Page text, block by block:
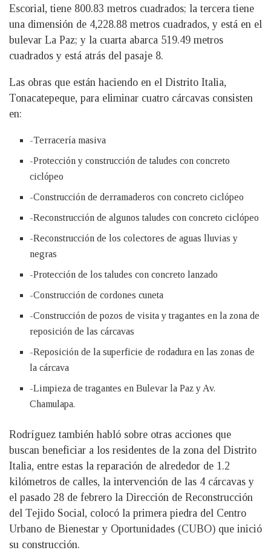
Escorial, tiene 800.83 metros cuadrados; la tercera tiene
una dimensión de 4,228.88 metros cuadrados, y está en el
bulevar La Paz; y la cuarta abarca 519.49 metros
cuadrados y está atrás del pasaje 8.
Las obras que están haciendo en el Distrito Italia,
Tonacatepeque, para eliminar cuatro cárcavas consisten
en:
-Terracería masiva
-Protección y construcción de taludes con concreto
ciclópeo
-Construcción de derramaderos con concreto ciclópeo
-Reconstrucción de algunos taludes con concreto ciclópeo
-Reconstrucción de los colectores de aguas lluvias y
negras
-Protección de los taludes con concreto lanzado
-Construcción de cordones cuneta
-Construcción de pozos de visita y tragantes en la zona de
reposición de las cárcavas
-Reposición de la superficie de rodadura en las zonas de
la cárcava
-Limpieza de tragantes en Bulevar la Paz y Av.
Chamulapa.
Rodríguez también habló sobre otras acciones que
buscan beneficiar a los residentes de la zona del Distrito
Italia, entre estas la reparación de alrededor de 1.2
kilómetros de calles, la intervención de las 4 cárcavas y
el pasado 28 de febrero la Dirección de Reconstrucción
del Tejido Social, colocó la primera piedra del Centro
Urbano de Bienestar y Oportunidades (CUBO) que inició
su construcción.